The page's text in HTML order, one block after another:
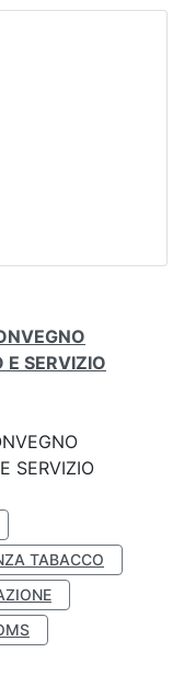
SERVIZIO
SERVIZIO
TABACCO